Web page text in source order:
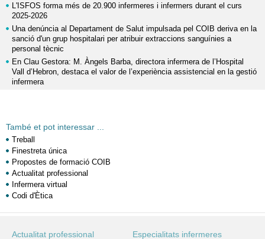
L'ISFOS forma més de 20.900 infermeres i infermers durant el curs
2025-2026
Una denúncia al Departament de Salut impulsada pel COIB deriva en la
sanció d'un grup hospitalari per atribuir extraccions sanguínies a
personal tècnic
En Clau Gestora: M. Àngels Barba, directora infermera de l’Hospital
Vall d’Hebron, destaca el valor de l’experiència assistencial en la gestió
infermera
També et pot interessar ...
Treball
Finestreta única
Propostes de formació COIB
Actualitat professional
Infermera virtual
Codi d'Ètica
Actualitat professional Especialitats infermeres